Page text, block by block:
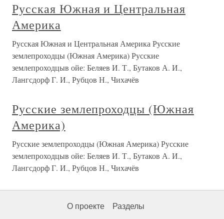
Русская Южная и Центральная
Америка
Русская Южная и Центральная Америка Русские
землепроходцы (Южная Америка) Русские
землепроходцыв ойе: Беляев И. Т., Бутаков А. И.,
Лангсдорф Г. И., Рубцов Н., Чихачёв
Русские землепроходцы (Южная
Америка)
Русские землепроходцы (Южная Америка) Русские
землепроходцыв ойе: Беляев И. Т., Бутаков А. И.,
Лангсдорф Г. И., Рубцов Н., Чихачёв
О проекте Разделы